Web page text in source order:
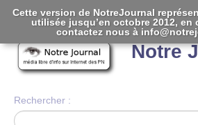
Notre
Rechercher :
Cette version de NotreJournal
utilisée jusqu’en octobre 2012,
contactez nous à